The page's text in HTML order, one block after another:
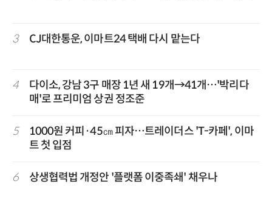
3 CJ대한통운, 이마트24 택배 다시 맡는다
4
다이소, 강남 3구 매장 1년 새 19개→41개…'박리다
매'로 프리미엄 상권 정조준
5
1000원 커피·45㎝ 피자…트레이더스 'T-카페', 이마
트 첫 입점
6 상생협력법 개정안 '플랫폼 이중족쇄' 채우나